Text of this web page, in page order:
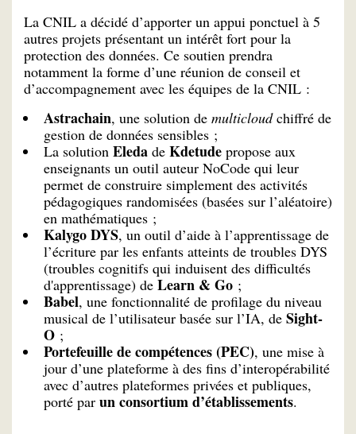
La CNIL a décidé d’apporter un appui ponctuel à 5
autres projets présentant un intérêt fort pour la
protection des données. Ce soutien prendra
notamment la forme d’une réunion de conseil et
d’accompagnement avec les équipes de la CNIL :
Astrachain, une solution de multicloudchiffré de
gestion de données sensibles ;
La solution Eleda de Kdetude propose aux
enseignants un outil auteur NoCode qui leur
permet de construire simplement des activités
pédagogiques randomisées (basées sur l’aléatoire)
en mathématiques ;
Kalygo DYS, un outil d’aide à l’apprentissage de
l’écriture par les enfants atteints de troubles DYS
(troubles cognitifs qui induisent des difficultés
d'apprentissage) de Learn & Go ;
Babel, une fonctionnalité de profilage du niveau
musical de l’utilisateur basée sur l’IA, de Sight-
O ;
Portefeuille de compétences (PEC), une mise à
jour d’une plateforme à des fins d’interopérabilité
avec d’autres plateformes privées et publiques,
porté par un consortium d’établissements.